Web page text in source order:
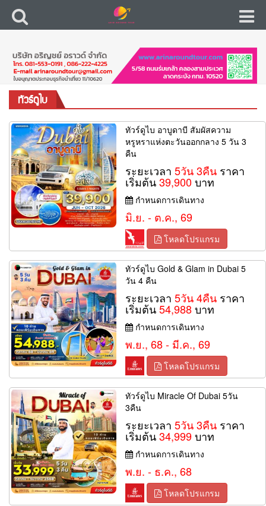
ทัวร์ดูไบ
ทัวร์ดูไบ อาบูดาบี สัมผัสความ
หรูหราแห่งตะวันออกกลาง 5 วัน 3
คืน
ระยะเวลา5วัน 3คืน ราคา
เริ่มต้น39,900บาท
กำหนดการเดินทาง
มิ.ย. - ต.ค., 69
โหลดโปรแกรม
ทัวร์ดูไบ Gold & Glam in Dubai 5
วัน 4 คืน
ระยะเวลา5วัน 4คืน ราคา
เริ่มต้น54,988บาท
กำหนดการเดินทาง
พ.ย., 68 - มี.ค., 69
โหลดโปรแกรม
ทัวร์ดูไบ Miracle Of Dubai 5วัน
3คืน
ระยะเวลา5วัน 3คืน ราคา
เริ่มต้น34,999บาท
กำหนดการเดินทาง
พ.ย. - ธ.ค., 68
โหลดโปรแกรม